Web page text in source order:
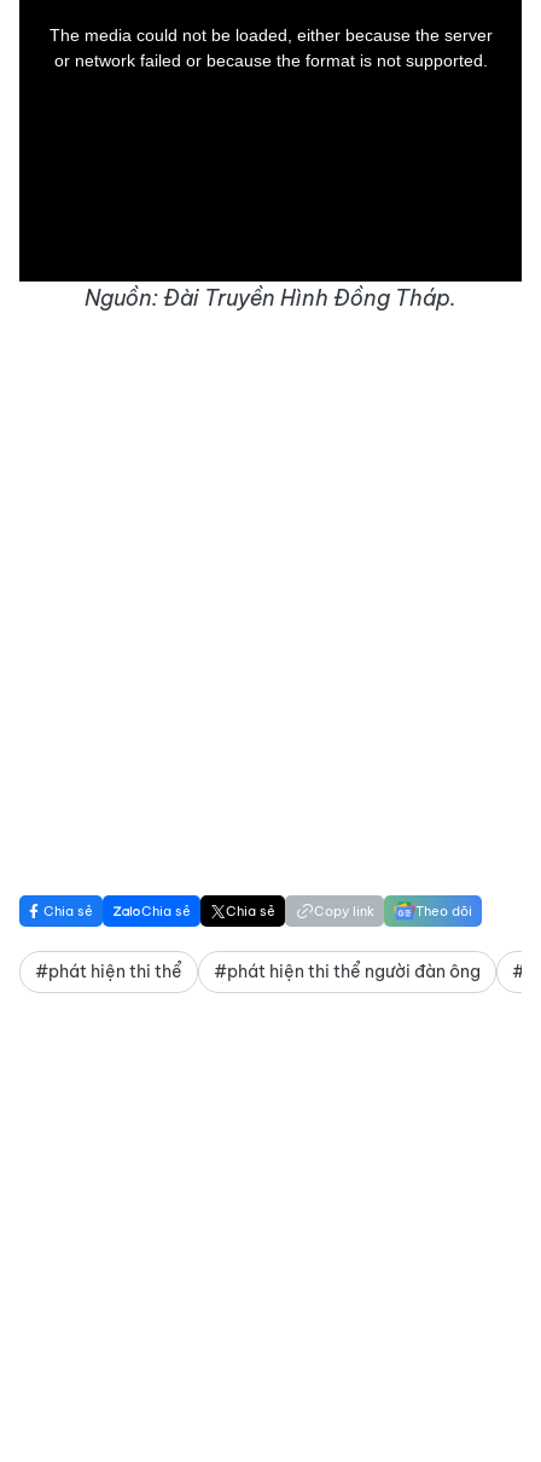
The media could not be loaded, either because the server
or network failed or because the format is not supported.
Nguồn: Đài Truyền Hình Đồng Tháp.
Chia sẻ Chia sẻ Chia sẻ Copy link Theo dõi
#phát hiện thi thể #phát hiện thi thể người đàn ông